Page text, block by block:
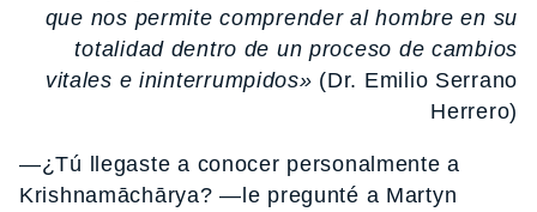
que nos permite comprender al hombre en su
totalidad dentro de un proceso de cambios
vitales e ininterrumpidos» (Dr. Emilio Serrano
Herrero)
—¿Tú llegaste a conocer personalmente a
Krishnamāchārya? —le pregunté a Martyn